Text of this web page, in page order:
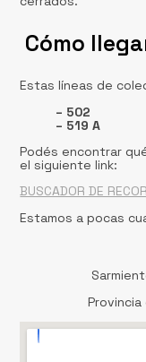
Cómo
Estas líneas de
– 502
– 519 A
Podés encontrar
el siguiente link:
BUSCADOR DE
Estamos a pocas